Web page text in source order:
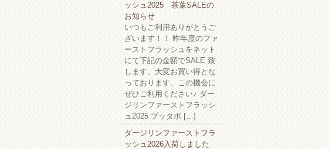
ッシュ2025 茶葉SALEの
お知らせ
いつもご利用ありがとうご
ざいます！！ 昨年度のファ
ーストフラッシュをネット
にて下記の金額でSALE 致
します。大変お買い得とな
っております。この機会に
ぜひご利用ください♪ ダー
ジリンファーストフラッシ
ュ2025 プッタボ […]
ダージリンファーストフラ
ッシュ2026入荷しました